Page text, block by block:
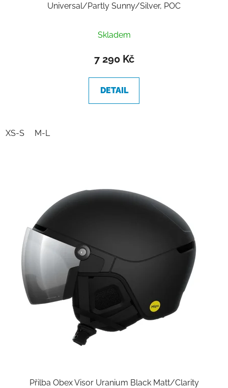
Universal/Partly Sunny/Silver, POC
Skladem
7 290 Kč
DETAIL
XS-S M-L
Přilba Obex Visor Uranium Black Matt/Clarity